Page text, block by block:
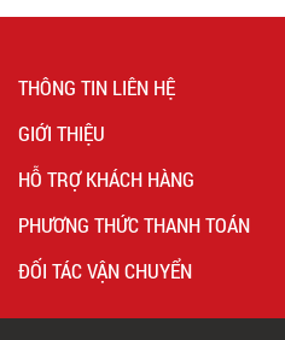
THÔNG TIN LIÊN HỆ
GIỚI THIỆU
HỖ TRỢ KHÁCH HÀNG
PHƯƠNG THỨC THANH TOÁN
ĐỐI TÁC VẬN CHUYỂN